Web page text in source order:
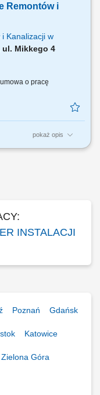
kontrola
Remontów i
Kanalizacji w
ul. Mikkego 4
umowa o pracę
pokaż opis
robót polegających na
INSTALACJI
Poznań Gdańsk
Katowice
Zielona Góra